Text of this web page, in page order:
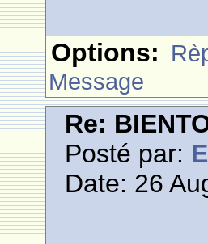
Options:
Message
Re:
Posté par:
Date: 26